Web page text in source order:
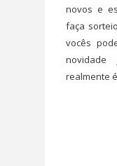
novos e
faça
vocês
novidade
realmente